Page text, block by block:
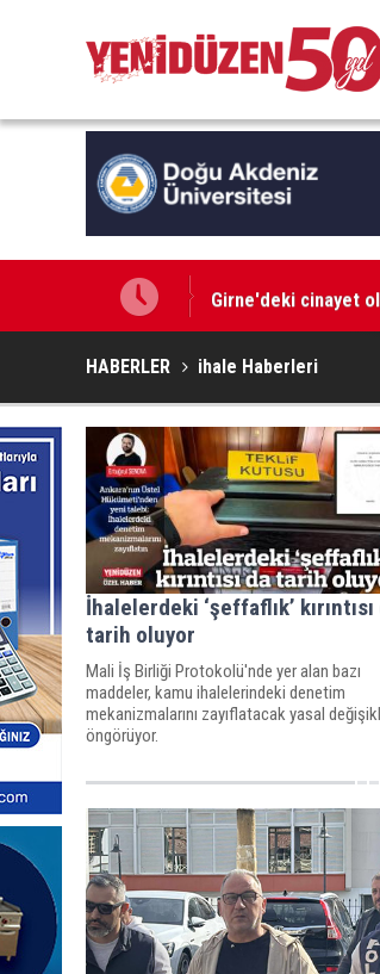
Girne'deki cinayet
HABERLER ihale Haberleri
İhalelerdeki ‘şeffaflık’ kırıntısı
tarih oluyor
Mali İş Birliği Protokolü'nde yer alan bazı
maddeler, kamu ihalelerindeki denetim
mekanizmalarını zayıflatacak yasal
öngörüyor.